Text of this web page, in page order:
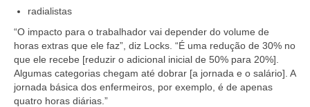
radialistas
“O impacto para o trabalhador vai depender do volume de
horas extras que ele faz”, diz Locks. “É uma redução de 30% no
que ele recebe [reduzir o adicional inicial de 50% para 20%].
Algumas categorias chegam até dobrar [a jornada e o salário]. A
jornada básica dos enfermeiros, por exemplo, é de apenas
quatro horas diárias.”